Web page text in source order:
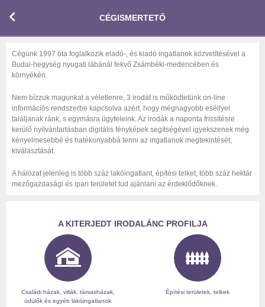
CÉGISMERTETŐ
Cégünk 1997 óta foglalkozik eladó-, és kiadó ingatlanok közvetítésével a
Budai-hegység nyugati lábánál fekvő Zsámbéki-medencében és
környékén.
Nem bízzuk magunkat a véletlenre, 3 irodát is működtetünk on-line
információs rendszerbe kapcsolva azért, hogy mégnagyobb eséllyel
találjanak ránk, s egymásra ügyfeleink. Az irodák a naponta frissítésre
kerülő nyilvántartásban digitális fényképek segítségével igyekszenek még
kényelmesebbé és hatékonyabbá tenni az ingatlanok megtekintését,
kiválasztását.
A hálózat jelenleg is több száz lakóingatlant, építési telket, több száz hektár
mezőgazdasági és ipari területet tud ajánlani az érdeklődőknek.
A KITERJEDT IRODALÁNC PROFILJA
Családi házak, villák, társasházak,
üdülők és egyéb lakóingatlanok
Építési területek, telkek